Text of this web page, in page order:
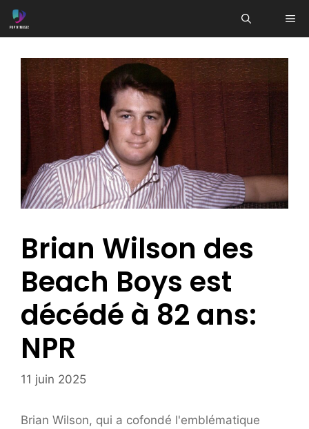
Aller
au
Brian Wilson des
Beach Boys est
décédé à 82 ans:
NPR
11 juin 2025
Brian Wilson, qui a cofondé l'emblématique